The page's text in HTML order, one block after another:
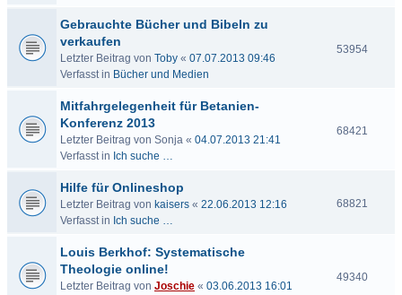
Gebrauchte Bücher und Bibeln zu
verkaufen
Letzter Beitrag von Toby « 07.07.2013 09:46
Verfasst in Bücher und Medien
53954
Mitfahrgelegenheit für Betanien-
Konferenz 2013
Letzter Beitrag von Sonja « 04.07.2013 21:41
Verfasst in Ich suche …
68421
Hilfe für Onlineshop
Letzter Beitrag von kaisers « 22.06.2013 12:16
Verfasst in Ich suche …
68821
Louis Berkhof: Systematische
Theologie online!
Letzter Beitrag von Joschie « 03.06.2013 16:01
49340